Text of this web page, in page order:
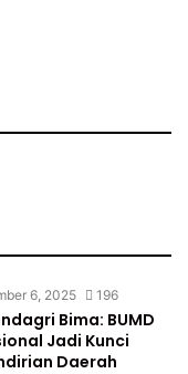
6, 2025 196
Bima: BUMD
Jadi Kunci
Daerah